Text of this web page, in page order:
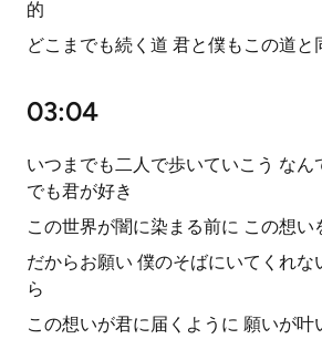
的
どこまでも続く道 君と僕もこの道と
03:04
いつまでも二人で歩いていこう なん
でも君が好き
この世界が闇に染まる前に この想い
だからお願い 僕のそばにいてくれな
ら
この想いが君に届くように 願いが叶